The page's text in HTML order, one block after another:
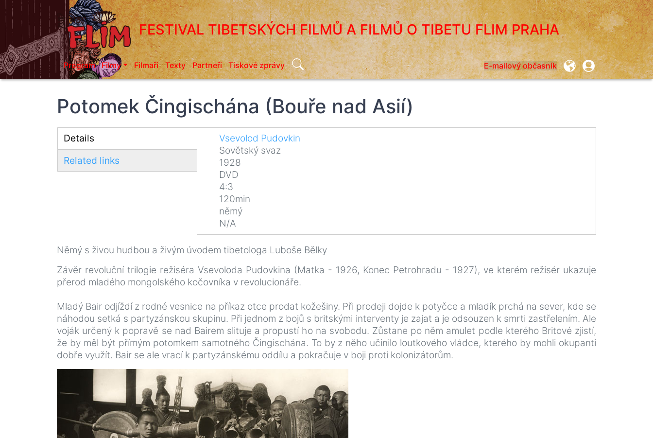
Přejít
hlavnímu
obsahu
FESTIVAL TIBETSKÝCH FILMŮ A FILMŮ O TIBETU FLIM PRAHA
Program Filmy Filmaři Texty Partneři Tiskové zprávy Search E-mailový občasník
User
account
Potomek Čingischána (Bouře nad Asií)
Details
(aktivní
záložka)
Related links
Vsevolod Pudovkin
Sovětský svaz
1928
DVD
4:3
120min
němý
N/A
Němý s živou hudbou a živým úvodem tibetologa Luboše Bělky
Závěr revoluční trilogie režiséra Vsevoloda Pudovkina (Matka - 1926, Konec Petrohradu - 1927), ve kterém režisér ukazuje
přerod mladého mongolského kočovníka v revolucionáře.
Mladý Bair odjíždí z rodné vesnice na příkaz otce prodat kožešiny. Při prodeji dojde k potyčce a mladík prchá na sever, kde se
náhodou setká s partyzánskou skupinu. Při jednom z bojů s britskými interventy je zajat a je odsouzen k smrti zastřelením. Ale
voják určený k popravě se nad Bairem slituje a propustí ho na svobodu. Zůstane po něm amulet podle kterého Britové zjistí,
že by měl být přímým potomkem samotného Čingischána. To by z něho učinilo loutkového vládce, kterého by mohli okupanti
dobře využít. Bair se ale vrací k partyzánskému oddílu a pokračuje v boji proti kolonizátorům.